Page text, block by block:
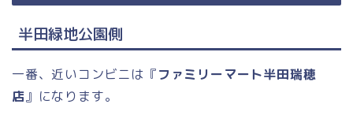
半田緑地公園側
一番、近いコンビニは『ファミリーマート半田瑞穂
店』になります。